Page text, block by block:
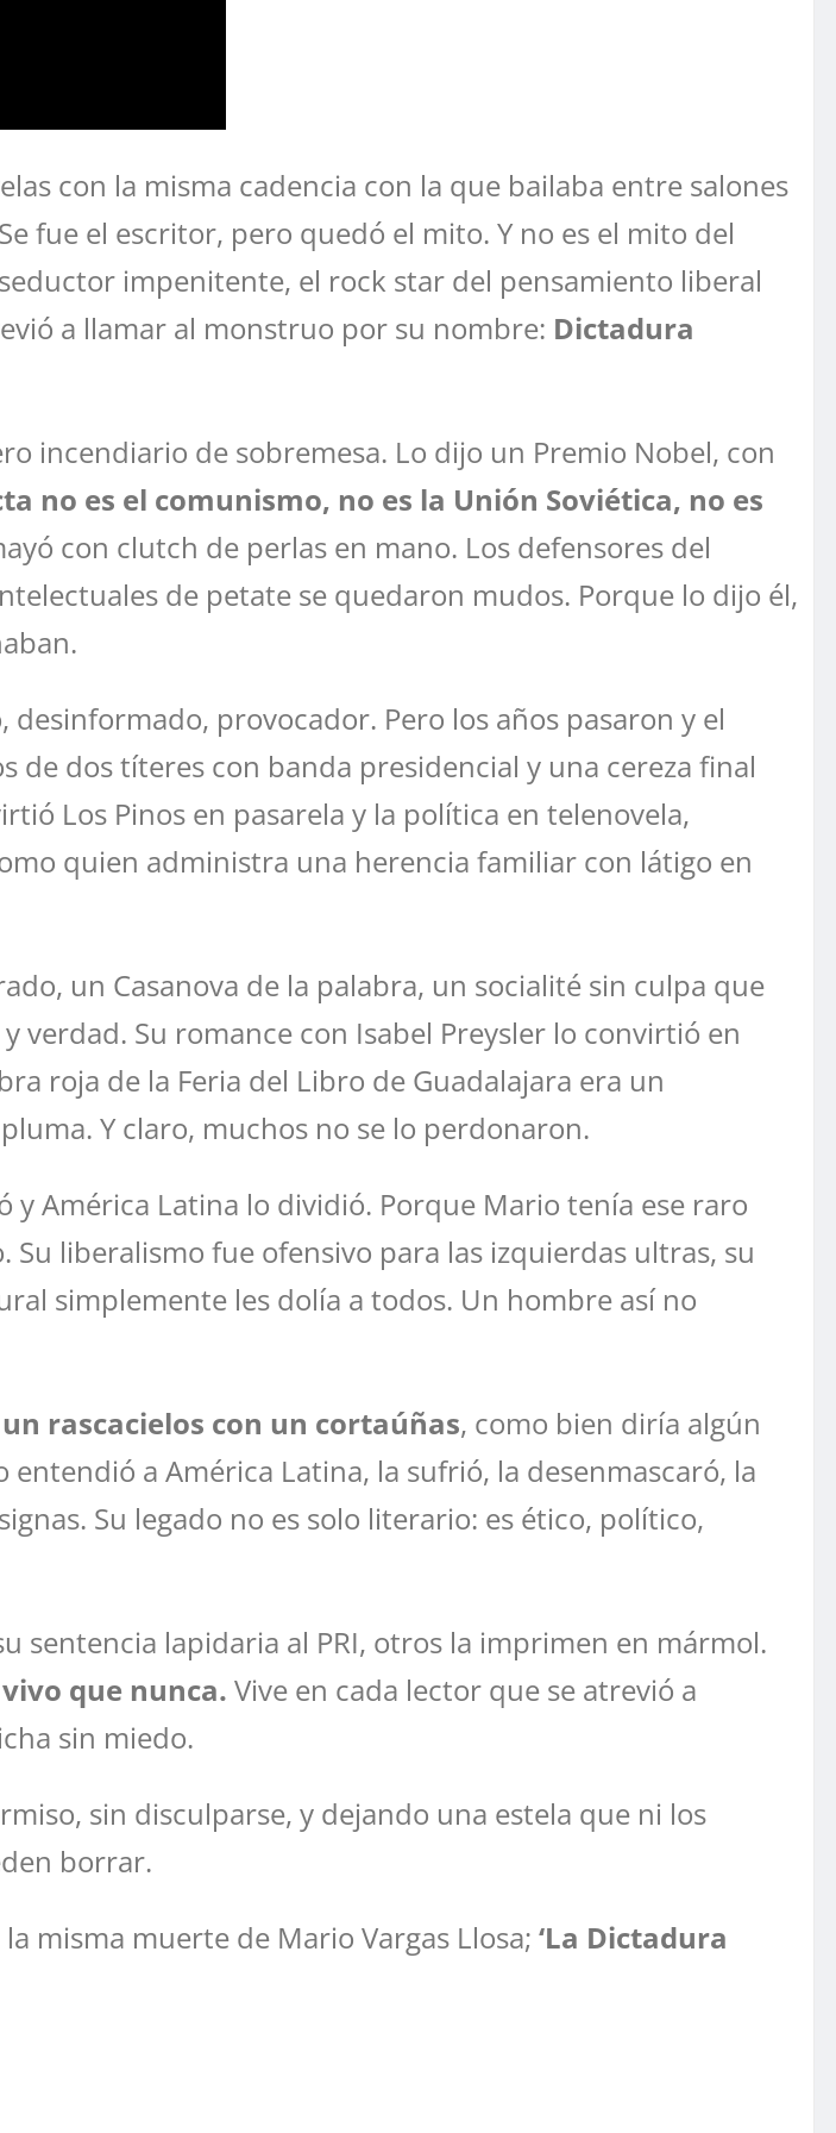
con la misma cadencia con la que bailaba entre salones
fue el escritor, pero quedó el mito. Y no es el mito del
impenitente, el rock star del pensamiento liberal
a llamar al monstruo por su nombre: Dictadura
incendiario de sobremesa. Lo dijo un Premio Nobel, con
no es el comunismo, no es la Unión Soviética, no es
con clutch de perlas en mano. Los defensores del
de petate se quedaron mudos. Porque lo dijo él,
provocador. Pero los años pasaron y el
de dos títeres con banda presidencial y una cereza final
Los Pinos en pasarela y la política en telenovela,
quien administra una herencia familiar con látigo en
un Casanova de la palabra, un socialité sin culpa que
verdad. Su romance con Isabel Preysler lo convirtió en
roja de la Feria del Libro de Guadalajara era un
Y claro, muchos no se lo perdonaron.
y América Latina lo dividió. Porque Mario tenía ese raro
liberalismo fue ofensivo para las izquierdas ultras, su
simplemente les dolía a todos. Un hombre así no
rascacielos con un cortaúñas, como bien diría algún
a América Latina, la sufrió, la desenmascaró, la
Su legado no es solo literario: es ético, político,
sentencia lapidaria al PRI, otros la imprimen en mármol.
que nunca. Vive en cada lector que se atrevió a
sin miedo.
sin disculparse, y dejando una estela que ni los
borrar.
misma muerte de Mario Vargas Llosa; ‘La Dictadura